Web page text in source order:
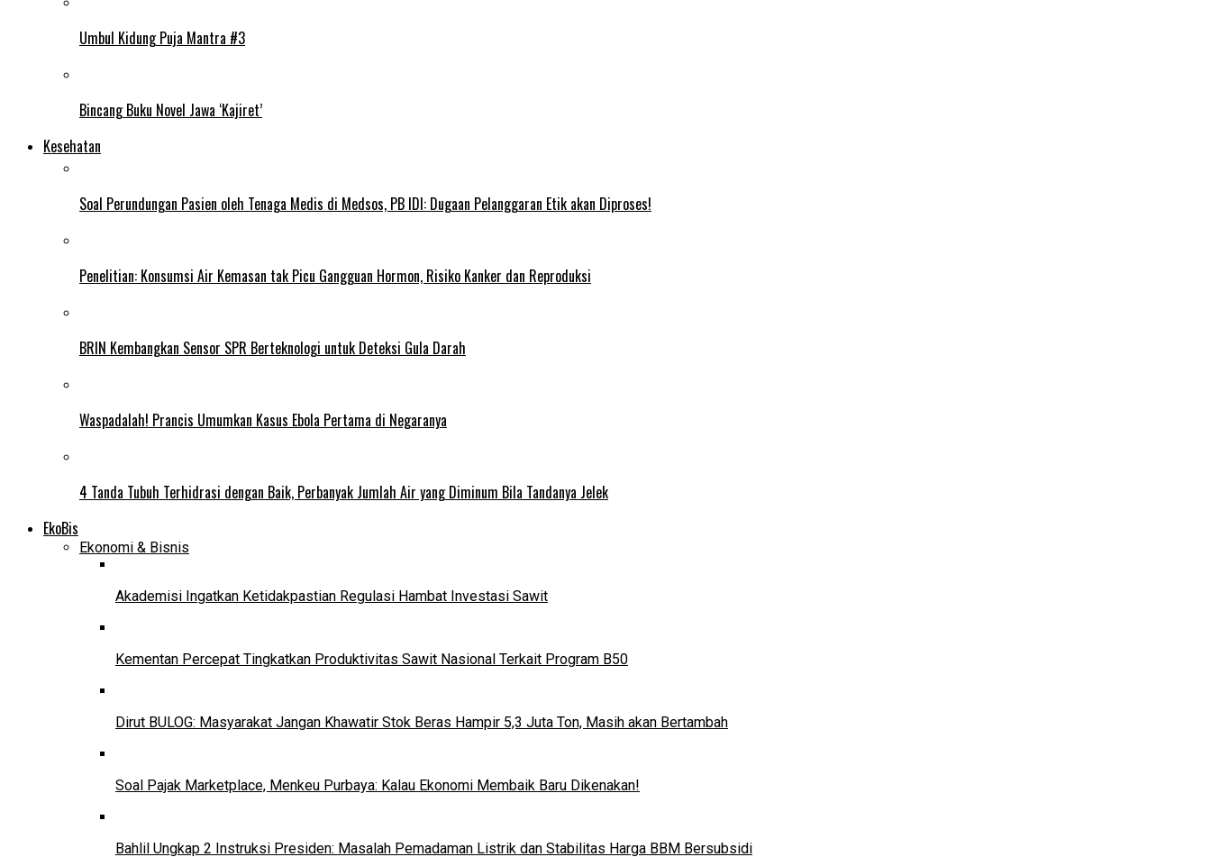
Umbul Kidung Puja Mantra #3
Bincang Buku Novel Jawa ‘Kajiret’
Kesehatan
Soal Perundungan Pasien oleh Tenaga Medis di Medsos, PB IDI: Dugaan Pelanggaran Etik akan Diproses!
Penelitian: Konsumsi Air Kemasan tak Picu Gangguan Hormon, Risiko Kanker dan Reproduksi
BRIN Kembangkan Sensor SPR Berteknologi untuk Deteksi Gula Darah
Waspadalah! Prancis Umumkan Kasus Ebola Pertama di Negaranya
4 Tanda Tubuh Terhidrasi dengan Baik, Perbanyak Jumlah Air yang Diminum Bila Tandanya Jelek
EkoBis
Ekonomi & Bisnis
Akademisi Ingatkan Ketidakpastian Regulasi Hambat Investasi Sawit
Kementan Percepat Tingkatkan Produktivitas Sawit Nasional Terkait Program B50
Dirut BULOG: Masyarakat Jangan Khawatir Stok Beras Hampir 5,3 Juta Ton, Masih akan Bertambah
Soal Pajak Marketplace, Menkeu Purbaya: Kalau Ekonomi Membaik Baru Dikenakan!
Bahlil Ungkap 2 Instruksi Presiden: Masalah Pemadaman Listrik dan Stabilitas Harga BBM Bersubsidi